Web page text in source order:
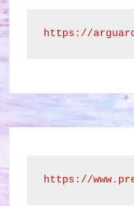
https://
https://